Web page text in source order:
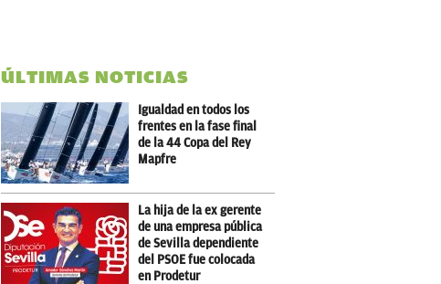
ÚLTIMAS NOTICIAS
Igualdad en todos los
frentes en la fase final
de la 44 Copa del Rey
Mapfre
La hija de la ex gerente
de una empresa pública
de Sevilla dependiente
del PSOE fue colocada
en Prodetur